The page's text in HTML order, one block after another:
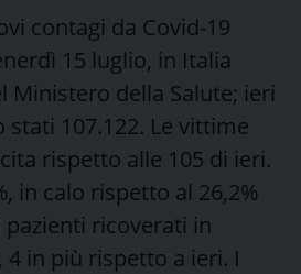
contagi da Covid-19
15 luglio, in Italia
Ministero della Salute; ieri
stati 107.122. Le vittime
rispetto alle 105 di ieri.
in calo rispetto al 26,2%
pazienti ricoverati in
in più rispetto a ieri. I